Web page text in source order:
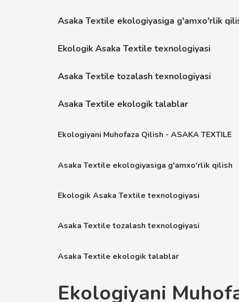
Asaka Textile ekologiyasiga g'amxo'rlik
Ekologik Asaka Textile texnologiyasi
Asaka Textile tozalash texnologiyasi
Asaka Textile ekologik talablar
Ekologiyani Muhofaza Qilish - ASAKA TEXTILE
Asaka Textile ekologiyasiga g'amxo'rlik qilish
Ekologik Asaka Textile texnologiyasi
Asaka Textile tozalash texnologiyasi
Asaka Textile ekologik talablar
Ekologiyani